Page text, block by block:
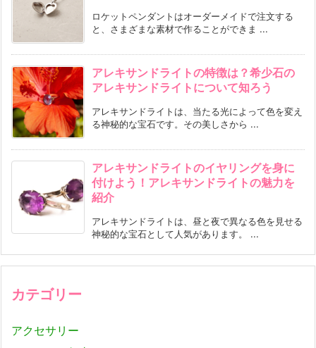
ロケットペンダントはオーダーメイドで注文する
と、さまざまな素材で作ることができま ...
アレキサンドライトの特徴は？希少石の
アレキサンドライトについて知ろう
アレキサンドライトは、当たる光によって色を変え
る神秘的な宝石です。その美しさから ...
アレキサンドライトのイヤリングを身に
付けよう！アレキサンドライトの魅力を
紹介
アレキサンドライトは、昼と夜で異なる色を見せる
神秘的な宝石として人気があります。 ...
カテゴリー
アクセサリー